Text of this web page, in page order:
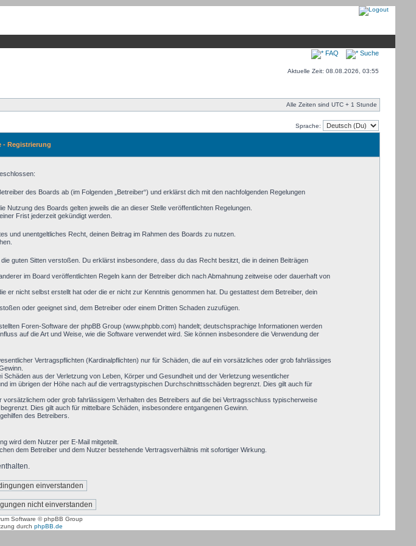
FAQ Suche
Aktuelle Zeit: 08.08.2026, 03:55
Alle Zeiten sind UTC + 1 Stunde
Sprache:
- Registrierung
des Boards ab (im Folgenden „Betreiber“) und erklärst dich mit den nachfolgenden Regelungen
des Boards gelten jeweils die an dieser Stelle veröffentlichten Regelungen.
Frist jederzeit gekündigt werden.
und unentgeltliches Recht, deinen Beitrag im Rahmen des Boards zu nutzen.
guten Sitten verstoßen. Du erklärst insbesondere, dass du das Recht besitzt, die in deinen Beiträgen
im Board veröffentlichten Regeln kann der Betreiber dich nach Abmahnung zeitweise oder dauerhaft von
nicht selbst erstellt hat oder die er nicht zur Kenntnis genommen hat. Du gestattest dem Betreiber, dein
oder geeignet sind, dem Betreiber oder einem Dritten Schaden zuzufügen.
Foren-Software der phpBB Group (www.phpbb.com) handelt; deutschsprachige Informationen werden
auf die Art und Weise, wie die Software verwendet wird. Sie können insbesondere die Verwendung der
Vertragspflichten (Kardinalpflichten) nur für Schäden, die auf ein vorsätzliches oder grob fahrlässiges
aus der Verletzung von Leben, Körper und Gesundheit und der Verletzung wesentlicher
im übrigen der Höhe nach auf die vertragstypischen Durchschnittsschäden begrenzt. Dies gilt auch für
oder grob fahrlässigem Verhalten des Betreibers auf die bei Vertragsschluss typischerweise
Dies gilt auch für mittelbare Schäden, insbesondere entgangenen Gewinn.
des Betreibers.
wird dem Nutzer per E-Mail mitgeteilt.
dem Betreiber und dem Nutzer bestehende Vertragsverhältnis mit sofortiger Wirkung.
Software © phpBB Group
durchphpBB.de